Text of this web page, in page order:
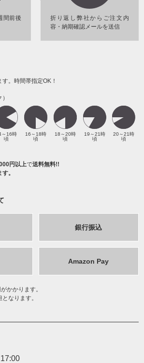
折り返し弊社からご注文内
容・納期確認メールを送信
間前後
。時間帯指定OK！
～16時
頃
16～18時
頃
18～20時
頃
19～21時
頃
20～21時
頃
円以上で送料無料!!
。
銀行振込
Amazon Pay
かかります。
なります。